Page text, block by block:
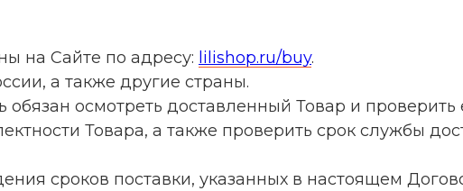
на Сайте по адресу: lilishop.ru/buy.
а также другие страны.
осмотреть доставленный Товар и проверить
Товара, а также проверить срок службы
сроков поставки, указанных в настоящем